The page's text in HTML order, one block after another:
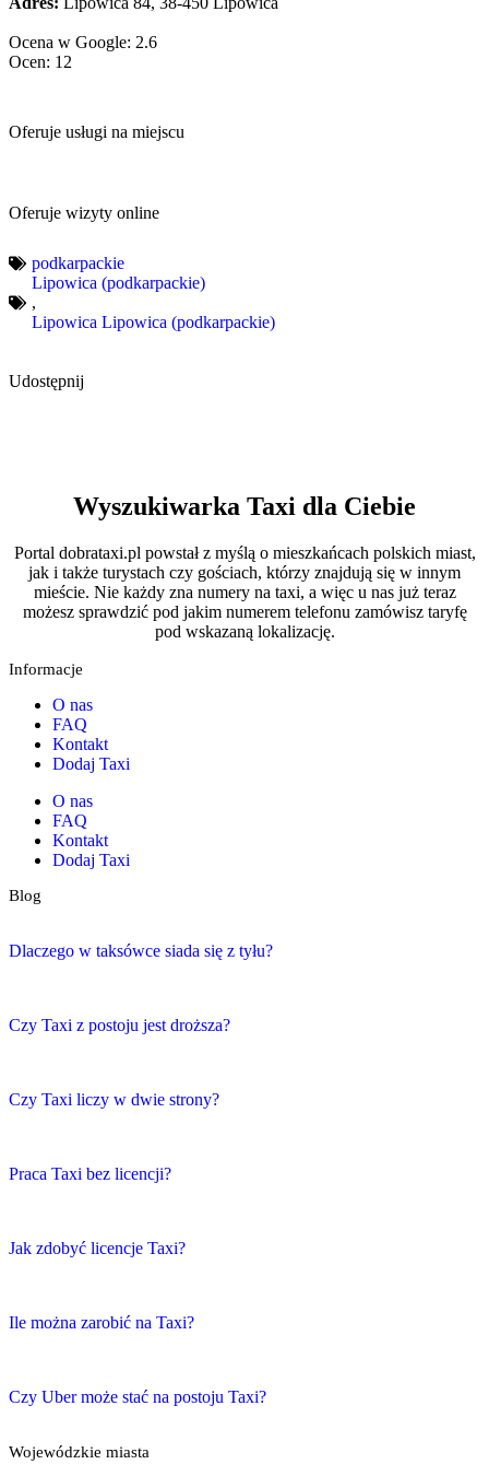
Ocena w Google: 2.6
Ocen: 12
Oferuje usługi na miejscu
Oferuje wizyty online
podkarpackie
Lipowica (podkarpackie)
,
Lipowica Lipowica (podkarpackie)
Udostępnij
Wyszukiwarka Taxi dla Ciebie
Portal dobrataxi.pl powstał z myślą o mieszkańcach polskich miast,
jak i także turystach czy gościach, którzy znajdują się w innym
mieście. Nie każdy zna numery na taxi, a więc u nas już teraz
możesz sprawdzić pod jakim numerem telefonu zamówisz taryfę
pod wskazaną lokalizację.
Informacje
O nas
FAQ
Kontakt
Dodaj Taxi
O nas
FAQ
Kontakt
Dodaj Taxi
Blog
Dlaczego w taksówce siada się z tyłu?
Czy Taxi z postoju jest droższa?
Czy Taxi liczy w dwie strony?
Praca Taxi bez licencji?
Jak zdobyć licencje Taxi?
Ile można zarobić na Taxi?
Czy Uber może stać na postoju Taxi?
Wojewódzkie miasta